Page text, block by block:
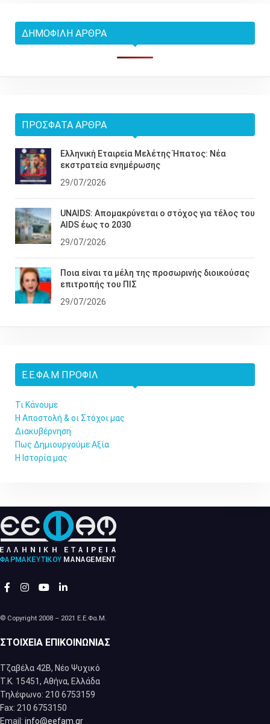
ΔΗΜΟΦΙΛΉ ΆΡΘΡΑ
ΠΡΌΣΦΑΤΑ ΆΡΘΡΑ
Ελληνική Εταιρεία Μελέτης Ήπατος: Νέα
εκστρατεία ενημέρωσης
29/07/2026
UNAIDS: Απομακρύνεται ο στόχος για τέλος του
AIDS έως το 2030
29/07/2026
Ποια είναι τα μέλη της προσωρινής διοικούσας
επιτροπής του ΠΙΣ
29/07/2026
Ε.Ε.ΦΑ.Μ ΠΡΟΦΊΛ
Τι Κάνουμε
Η Αποστολή & οι Στόχοι μας
Διακυβέρνηση
Πως Δημιουργούμε Αξία
Η Ιστορία μας
© Copyright 2008 – 2021 Ε.Ε.Φα.Μ.
ΣΤΟΙΧΕΊΑ ΕΠΙΚΟΙΝΩΝΊΑΣ
Τζαβέλα 42Β, Νέο Ψυχικό
Τ.Κ. 15451, Αθήνα, Eλλάδα
Τηλέφωνο: 210 6753159
Fax: 210 6753150
Email: info@eefam.gr